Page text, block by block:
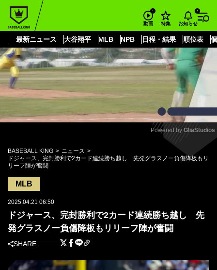
動画 特集 お知らせ
最新ニュース 大谷翔平 MLB NPB 日程・結果 順位表
もっと見る
Mute
Powered by GliaStudios
BASEBALL KING
ニュース
ドジャース、完封勝利で2カード連続勝ち越し 先発グラスノー負傷降板もリ
リーフ陣が奮闘
MLB
2025.04.21 06:50
ドジャース、完封勝利で2カード連続勝ち越し 先
発グラスノー負傷降板もリリーフ陣が奮闘
SHARE